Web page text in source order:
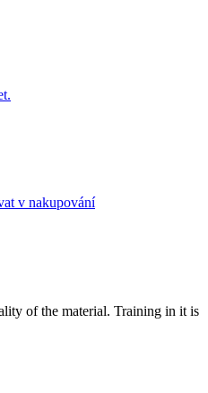
v nakupování
of the material. Training in it is